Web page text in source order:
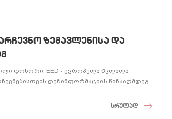
ზეგავლენისა და
დონორი: EED - ევროპული წვლილი
დეზინფორმაციის წინააღმდეგ
სრულად